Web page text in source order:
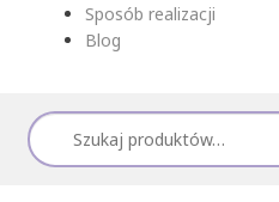
Sposób realizacji
Blog
Szukaj: